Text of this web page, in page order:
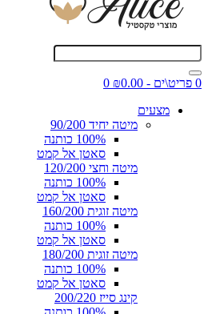
0 פריט\ים - ₪0.00
0
מצעים
מיטה יחיד 90/200
100% כותנה
סאטן אל קמט
מיטה וחצי 120/200
100% כותנה
סאטן אל קמט
מיטה זוגית 160/200
100% כותנה
סאטן אל קמט
מיטה זוגית 180/200
100% כותנה
סאטן אל קמט
קינג סייז 200/220